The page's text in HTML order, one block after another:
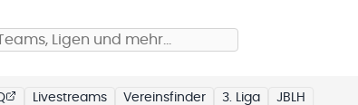
Ligen und mehr…
Livestreams Vereinsfinder 3. Liga JBLH